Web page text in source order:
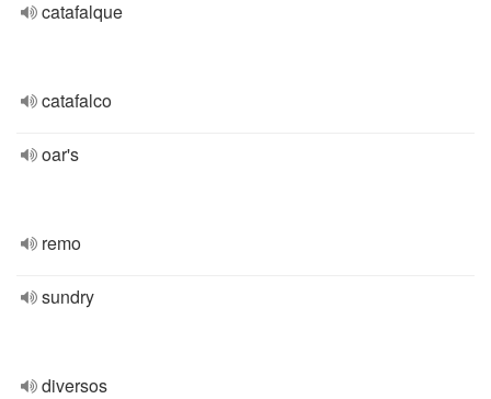
catafalque
catafalco
oar's
remo
sundry
diversos